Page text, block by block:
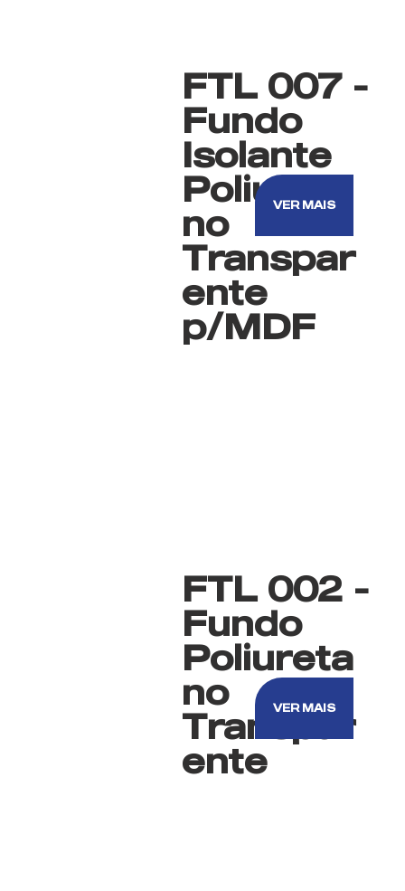
FTL 007 -
Fundo
Isolante
Poliureta
no
Transpar
ente
p/MDF
VER MAIS
FTL 002 -
Fundo
Poliureta
no
Transpar
ente
VER MAIS